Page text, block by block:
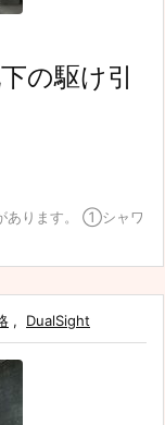
の駆け引
あります。 ①シャワ
, DualSight